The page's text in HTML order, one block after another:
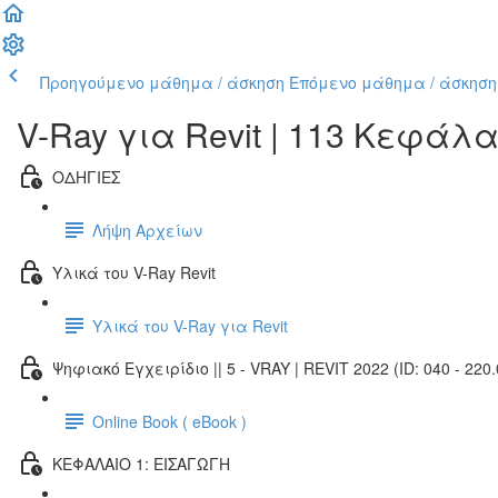
Προηγούμενο μάθημα / άσκηση Επόμενο μάθημα / άσκηση
V-Ray για Revit | 113
ΟΔΗΓΙΕΣ
Λήψη Αρχείων
Υλικά του V-Ray Revit
Υλικά του V-Ray για Revit
Ψηφιακό Εγχειρίδιο || 5 - VRAY | REVIT 2022 (ID: 040 -
Online Book ( eBook )
ΚΕΦΑΛΑΙΟ 1: ΕΙΣΑΓΩΓΗ